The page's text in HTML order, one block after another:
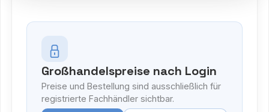
Großhandelspreise nach Login
Preise und Bestellung sind ausschließlich für
registrierte Fachhändler sichtbar.